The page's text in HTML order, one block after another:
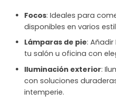
Focos: Ideales para
disponibles en varios
Lámparas de pie:
tu salón u oficina con
Iluminación exterior:
con soluciones
intemperie.